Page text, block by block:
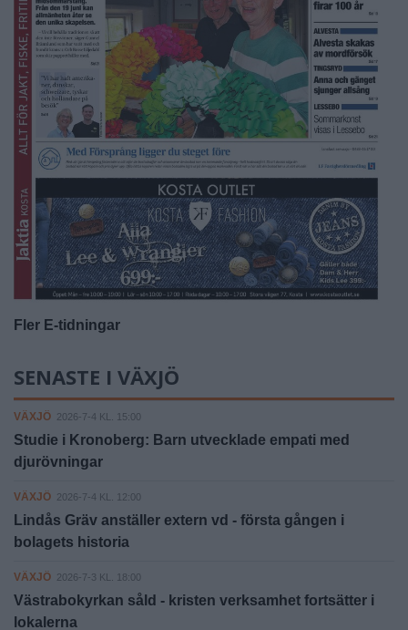
Fler E-tidningar
SENASTE I VÄXJÖ
VÄXJÖ 2026-7-4 KL. 15:00
Studie i Kronoberg: Barn utvecklade empati med
djurövningar
VÄXJÖ 2026-7-4 KL. 12:00
Lindås Gräv anställer extern vd - första gången i
bolagets historia
VÄXJÖ 2026-7-3 KL. 18:00
Västrabokyrkan såld - kristen verksamhet fortsätter i
lokalerna